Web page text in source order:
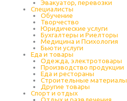
Эвакуатор, перевозки
Специалисты
Обучение
Творчество
Юридические услуги
Бухгалтеры и Риелторы
Медицина и Психология
Бьюти услуги
Еда и товары
Одежда, электротовары
Производство продукции
Еда и рестораны
Строительные материалы
Другие товары
Спорт и отдых